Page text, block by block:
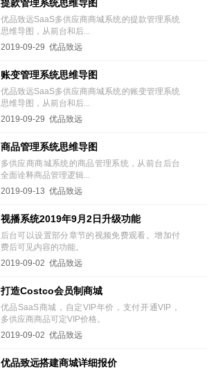
提款管理系统思维导图
优品致远SaaS多供应商商城系统的提款管理系统
思维导图，从前台和后...
2019-09-29 优品致远
账变管理系统思维导图
优品致远SaaS多供应商商城系统的账变管理系统
思维导图，从前台和后...
2019-09-29 优品致远
商品管理系统思维导图
多供应商商城系统的商品管理系统，从前台后台
全面诠释商品管理逻辑...
2019-09-13 优品致远
视播系统2019年9月2日升级功能
后台可以设置部分章节的视频免费观看。增加付
费后可见内容的功能。
2019-09-02 优品致远
打造Costco会员制商城
优品SaaS商城，自定VIP年价，支付开通VIP，
多供应商商品可定VIP价格。
2019-09-02 优品致远
优品致远搭建商城详细报价